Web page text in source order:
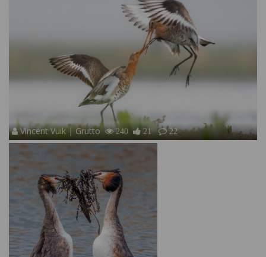
Vincent Vuik | Grutto 240 21 22